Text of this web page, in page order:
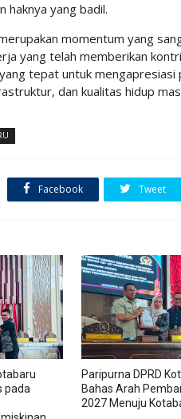
haknya yang badil.
momentum yang
yang telah memberikan
tepat untuk
dan kualitas hidup
Facebook Tweet
pada
Paripurna DPRD
Bahas Arah
2027 Menuju